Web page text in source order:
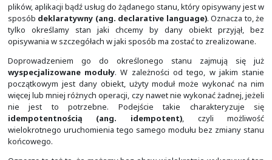
[msleczek@vm0-net projekt_A]$
Zadania Ansible mogą być wykonywane doraźnie
według ustalonego harmonogramu. Dzięki
wiadomości do Cisco Webex
możemy szybko
odpowiedni zespół zarówno na temat tego co zostało
wszelkich niepowodzeń czy wykrytych niezgodności.
Zapraszamy do kontaktuzainteresowanych
w tym w szczególności Red Hat Enterprise Linux, Red Hat